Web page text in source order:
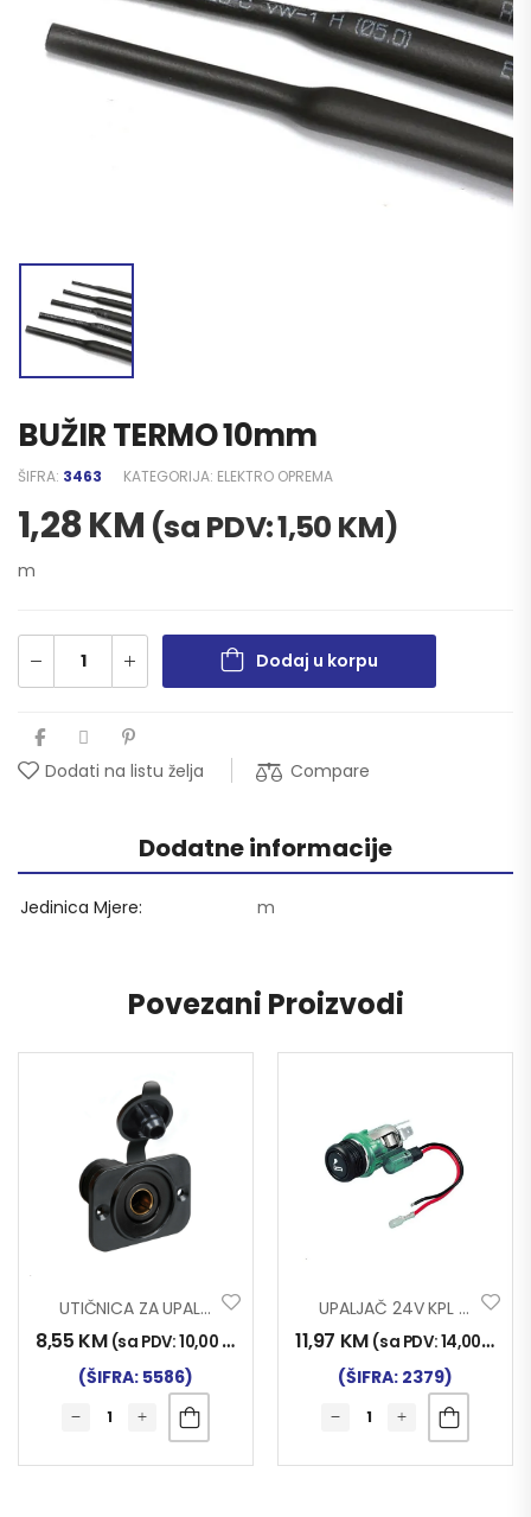
BUŽIR TERMO 10mm
ŠIFRA: 3463 KATEGORIJA: ELEKTRO OPREMA
1,28KM (sa PDV:1,50 KM)
m
Dodaj u korpu
Dodati na listu želja Compare
Dodatne informacije
Jedinica Mjere m
Povezani Proizvodi
UTIČNICA ZA UPALJAČ UGRADNA 12/24V GERMAN TYPE
8,55 KM (sa PDV:10,00 KM
(ŠIFRA: 5586)
UPALJAČ 24V KPL SVJET.
11,97 KM (sa PDV:14,00KM
(ŠIFRA: 2379)